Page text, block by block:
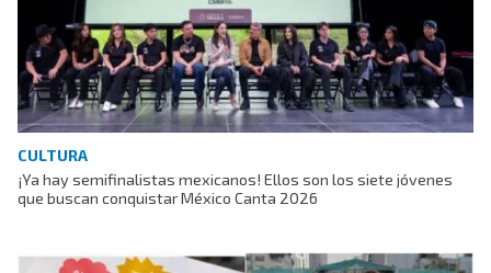
CULTURA
¡Ya hay semifinalistas mexicanos! Ellos son los siete jóvenes
que buscan conquistar México Canta 2026